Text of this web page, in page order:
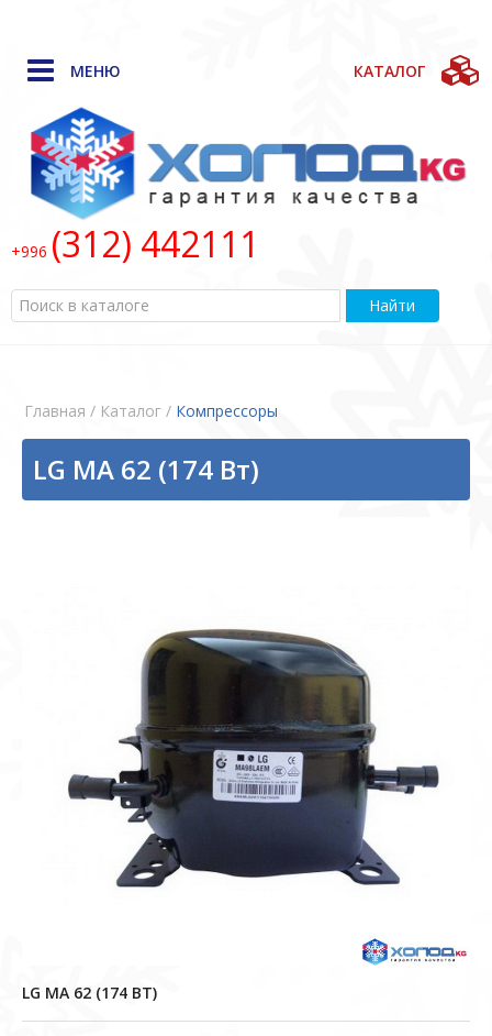
МЕНЮ КАТАЛОГ
+996 (312) 442111
Найти
Главная / Каталог / Компрессоры
LG MA 62 (174 Вт)
LG MA 62 (174 ВТ)